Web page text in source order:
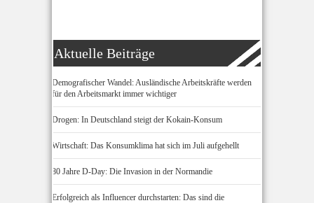
Aktuelle Beiträge
Demografischer Wandel: Ausländische Arbeitskräfte werden
für den Arbeitsmarkt immer wichtiger
Drogen: In Deutschland steigt der Kokain-Konsum
Wirtschaft: Das Konsumklima hat sich im Juli aufgehellt
80 Jahre D-Day: Die Invasion in der Normandie
Erfolgreich als Influencer durchstarten: Das sind die